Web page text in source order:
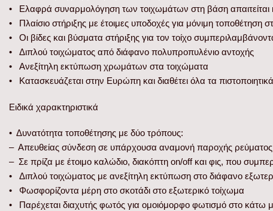
• Ελαφρά συναρμολόγηση των τοιχωμάτων στη βάση απαιτείται
• Πλαίσιο στήριξης με έτοιμες υποδοχές για μόνιμη τοποθέτηση
• Οι βίδες και βύσματα στήριξης για τον τοίχο
• Διπλού τοιχώματος από διάφανο πολυπροπυλένιο αντοχής
• Ανεξίτηλη εκτύπωση χρωμάτων στα τοιχώματα
• Κατασκευάζεται στην Ευρώπη και διαθέτει όλα τα
Ειδικά χαρακτηριστικά
• Δυνατότητα τοποθέτησης με δύο τρόπους:
– Απευθείας σύνδεση σε υπάρχουσα αναμονή παροχής ρεύματος
– Σε πρίζα με έτοιμο καλώδιο, διακόπτη on/off και φις, που
• Διπλού τοιχώματος με ανεξίτηλη εκτύπωση στο διάφανο
• Φωσφορίζοντα μέρη στο σκοτάδι στο εξωτερικό τοίχωμα
• Παρέχεται διαχυτής φωτός για ομοιόμορφο φωτισμό στο κάτω